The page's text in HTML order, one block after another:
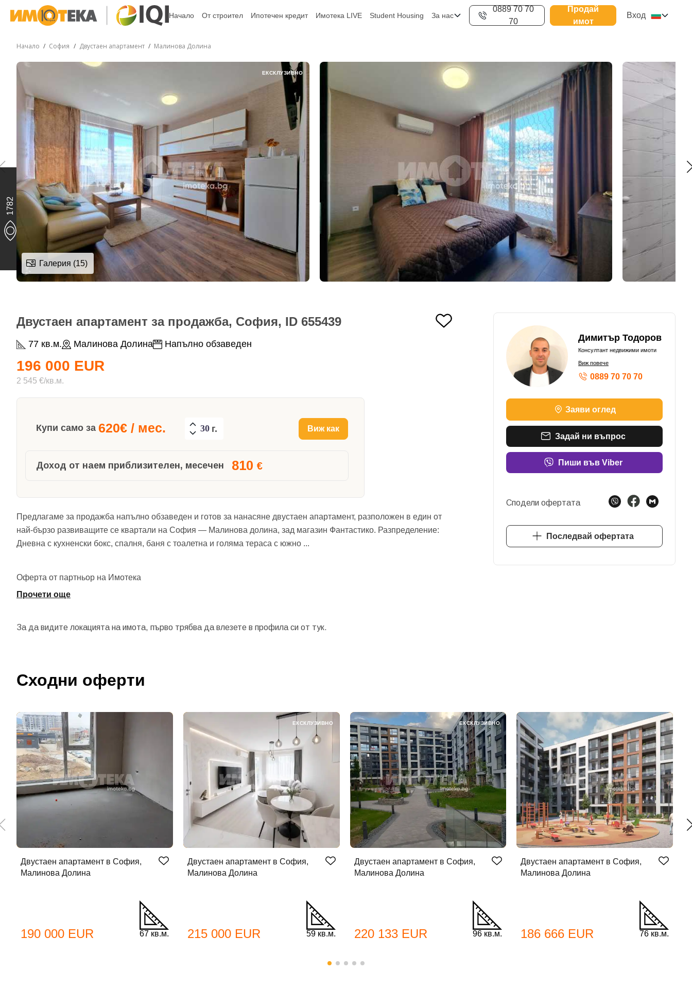
Начало От строител Ипотечен кредит Имотека LIVE Student Housing За нас
0889 70 70
70
Продай
имот
Вход
Начало София Двустаен апартамент Малинова Долина
1782
ЕКСКЛУЗИВНО
Галерия (15)
Двустаен апартамент за продажба, София, ID 655439
77 кв.м. Малинова Долина Напълно обзаведен
196 000 EUR
2 545 €/кв.м.
Купи само за 620€ / мес. г. Виж как
Доход от наем приблизителен, месечен 810 €
Предлагаме за продажба напълно обзаведен и готов за нанасяне двустаен апартамент, разположен в един от
най-бързо развиващите се квартали на София — Малинова долина, зад магазин Фантастико. Разпределение:
Дневна с кухненски бокс, спалня, баня с тоалетна и голяма тераса с южно ...
Оферта от партньор на Имотека
Прочети още
За да видите локацията на имота, първо трябва да влезете в профила си от тук.
Димитър Тодоров
Консултант недвижими имоти
Виж повече
0889 70 70 70
Заяви оглед
Задай ни въпрос
Пиши във Viber
Сподели офертата
Последвай офертата
Сходни оферти
Двустаен апартамент в София,
Малинова Долина
190 000 EUR 67 кв.м.
Двустаен апартамент в София,
Малинова Долина
215 000 EUR 59 кв.м.
ЕКСКЛУЗИВНО
Двустаен апартамент в София,
Малинова Долина
220 133 EUR 96 кв.м.
ЕКСКЛУЗИВНО
Двустаен апартамент в София,
Малинова Долина
186 666 EUR 76 кв.м.